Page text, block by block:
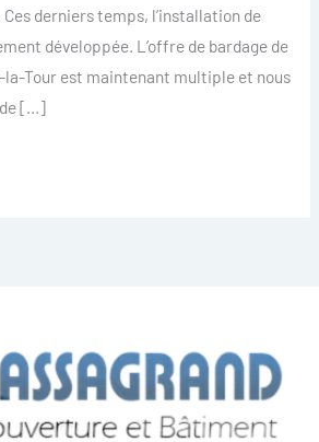
derniers temps, l’installation de
développée. L’offre de bardage de
la-Tour est maintenant multiple et nous
de […]